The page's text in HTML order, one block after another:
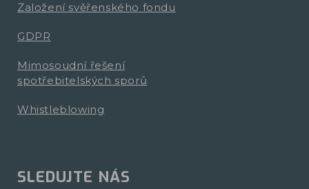
Založení svěřenského fondu
GDPR
Mimosoudní řešení
spotřebitelských sporů
Whistleblowing
SLEDUJTE NÁS